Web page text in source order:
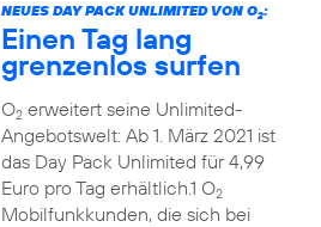
NEUES DAY PACK UNLIMITED VON O2:
Einen Tag lang
grenzenlos surfen
O2erweitert seine Unlimited-
Angebotswelt: Ab 1. März 2021 ist
das Day Pack Unlimited für 4,99
Euro pro Tag erhältlich.1 O2
Mobilfunkkunden, die sich bei